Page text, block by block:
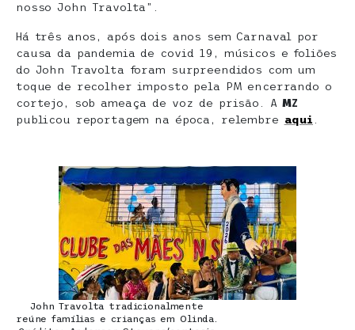
nosso John Travolta”.
Há três anos, após dois anos sem Carnaval por
causa da pandemia de covid 19, músicos e foliões
do John Travolta foram surpreendidos com um
toque de recolher imposto pela PM encerrando o
cortejo, sob ameaça de voz de prisão. AMZ
publicou reportagem na época, relembre aqui
John Travolta tradicionalmente
reúne famílias e crianças em Olinda.